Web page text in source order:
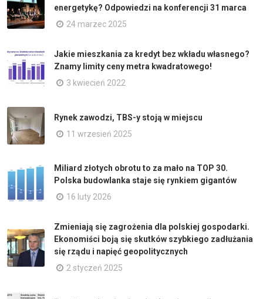
energetykę? Odpowiedzi na konferencji 31 marca
24 marzec 2025
Jakie mieszkania za kredyt bez wkładu własnego?
Znamy limity ceny metra kwadratowego!
3 kwiecień 2022
Rynek zawodzi, TBS-y stoją w miejscu
11 wrzesień 2025
Miliard złotych obrotu to za mało na TOP 30.
Polska budowlanka staje się rynkiem gigantów
16 luty 2026
Zmieniają się zagrożenia dla polskiej gospodarki.
Ekonomiści boją się skutków szybkiego zadłużania
się rządu i napięć geopolitycznych
2 styczeń 2025